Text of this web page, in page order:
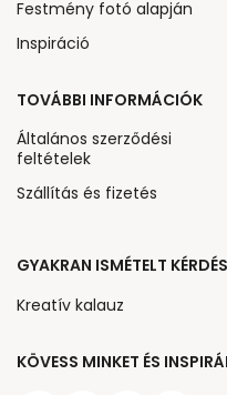
KÖVESS MINKET ÉS
Festmény fotó alapján
Inspiráció
TOVÁBBI INFORMÁCIÓK
Általános szerződési
feltételek
Szállítás és fizetés
GYAKRAN ISMÉTELT
Kreatív kalauz